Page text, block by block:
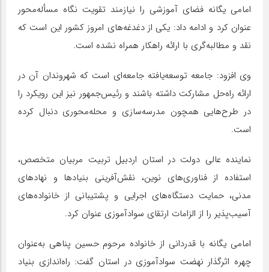
امامی یگانه فضای آموزشی را نیازمند تقویت نگاه مسأله‌‌محور
عنوان کرد و ادامه داد: یکی از دغدغه‌های امروز کشور این است که
نقد و مطالبه‌گری با ارائه راهکار همراه نشده است.
وی افزود: جامعه توسعه‌یافته جامعه‌ای است که شهروندان آن در
ارائه راه‌حل مشارکت داشته باشند و رئیس‌جمهور نیز این رویکرد را
در طرح‌هایی همچون مدرسه‌سازی و محله‌محوری دنبال کرده
است.
نماینده عالی دولت در استان اردبیل تربیت مربیان متخصص،
استفاده از فناوری‌های نوین، نقش‌آفرینی بنیادها و نهادهای
مدنی، حمایت دستگاه‌های اجرایی و پشتیبانی از خانواده‌های
آسیب‌پذیر را از الزامات ارتقای سوادآموزی عنوان کرد.
امامی یگانه با قدردانی از خانواده مرحوم حسین پناهی به‌عنوان
چهره‌ اثرگذار نهضت سوادآموزی در استان گفت: راه‌اندازی بنیاد